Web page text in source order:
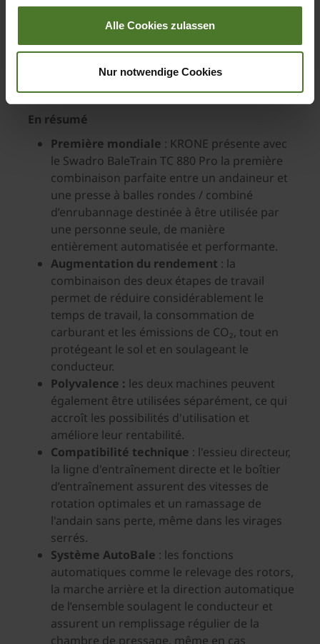
Alle Cookies zulassen
Nur notwendige Cookies
la force d’innovation de KRONE permet encore et
toujours de trouver de nouvelles solutions pour
permettre à ses clients de gagner en efficience
technique et économique.
En résumé
Première mondiale : KRONE présente avec
le Swadro BaleTrain TC 880 Pro la première
combinaison parfaite entre un andaineur et
une presse à balles rondes / combiné
d’enrubannage destinée à être utilisée par
une personne seule, de manière
entièrement automatisée et performante.
Augmentation du rendement : la
combinaison des deux étapes de travail
permet de réduire considérablement le
temps de travail, la consommation de
carburant et les émissions de CO₂, tout en
protégeant le sol et en soulageant le
conducteur.
Polyvalence : les deux machines peuvent
également être utilisées séparément, ce qui
accroît les possibilités d'utilisation et
améliore leur rentabilité.
Compatibilité technique : l'essieu directeur,
la ligne d'entraînement directe et le boîtier
d’entraînement assurent des vitesses de
rotation optimales et un ramassage de
l'andain sans perte, même dans les virages
serrés.
Système AutoBale : les fonctions
automatiques comme le relevage des rotors,
la marche arrière et la direction automatique
de l’ensemble soulagent le conducteur et
assurent un remplissage régulier de la
chambre de pressage, même en cas